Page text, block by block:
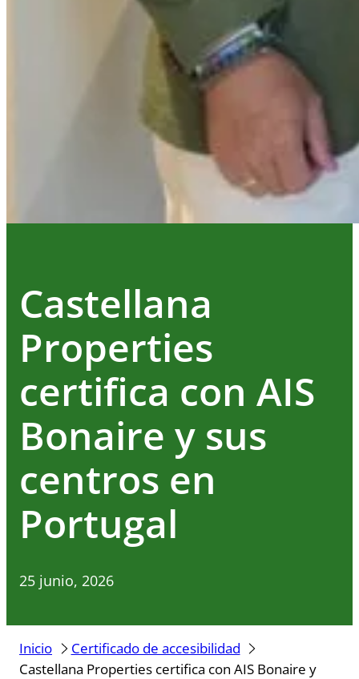
Castellana
Properties
certifica con AIS
Bonaire y sus
centros en
Portugal
25 junio, 2026
Inicio
Certificado de accesibilidad
Castellana Properties certifica con AIS Bonaire y